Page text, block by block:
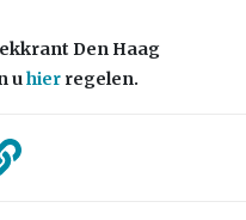
Den Haag
uhier regelen.